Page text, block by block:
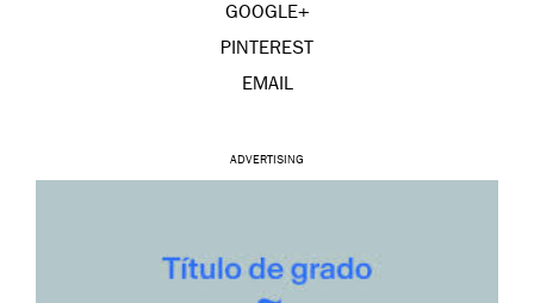
GOOGLE+
PINTEREST
EMAIL
ADVERTISING